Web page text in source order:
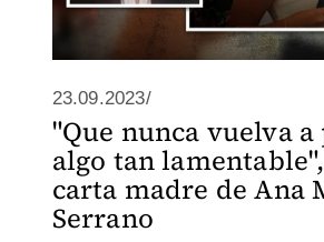
23.09.2023/
"Que nunca vuelva a
algo tan
carta madre de Ana
Serrano